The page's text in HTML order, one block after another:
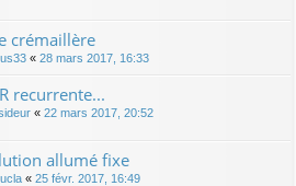
crémaillère
« 28 mars 2017, 16:33
recurrente...
« 22 mars 2017, 20:52
allumé fixe
« 25 févr. 2017, 16:49